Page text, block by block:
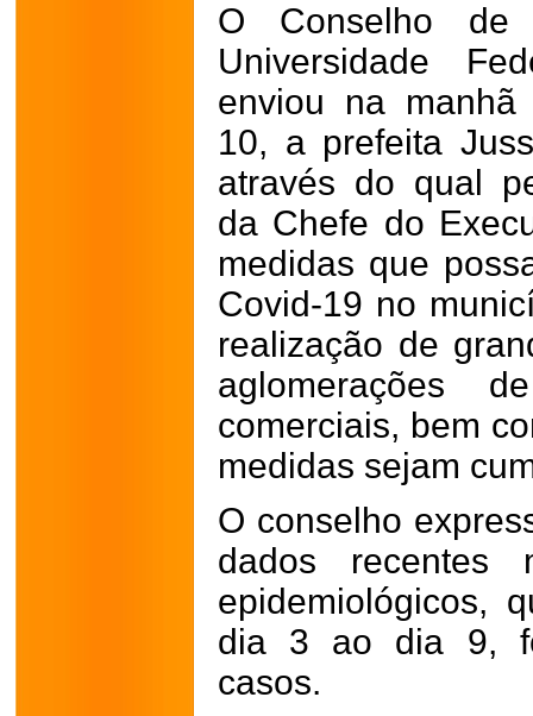
O Conselho de
Universidade
enviou na manhã
10, a prefeita
através do qual
da Chefe do
medidas que
Covid-19 no
realização de
aglomerações
comerciais, bem
medidas sejam
O conselho
dados recentes
epidemiológicos,
dia 3 ao dia 9,
casos.